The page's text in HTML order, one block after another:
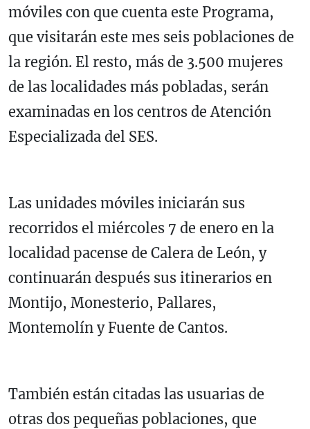
móviles con que cuenta este Programa,
que visitarán este mes seis poblaciones de
la región. El resto, más de 3.500 mujeres
de las localidades más pobladas, serán
examinadas en los centros de Atención
Especializada del SES.
Las unidades móviles iniciarán sus
recorridos el miércoles 7 de enero en la
localidad pacense de Calera de León, y
continuarán después sus itinerarios en
Montijo, Monesterio, Pallares,
Montemolín y Fuente de Cantos.
También están citadas las usuarias de
otras dos pequeñas poblaciones, que